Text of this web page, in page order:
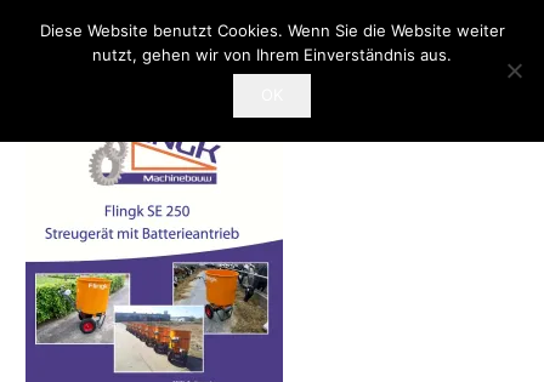
Diese Website benutzt Cookies. Wenn Sie die Website weiter
nutzt, gehen wir von Ihrem Einverständnis aus.